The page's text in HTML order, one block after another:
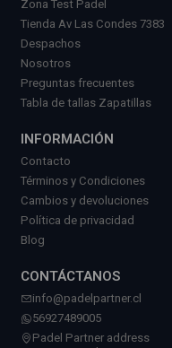
Zona Test Padel
Tienda Av Las Condes 7383
Despachos
Nosotros
Preguntas frecuentes
Tabla de tallas Zapatillas
INFORMACIÓN
Contacto
Términos y Condiciones
Cambios y devoluciones
Política de privacidad
Blog
CONTÁCTANOS
info@padelpartner.cl
56927489005
Padel Partner address